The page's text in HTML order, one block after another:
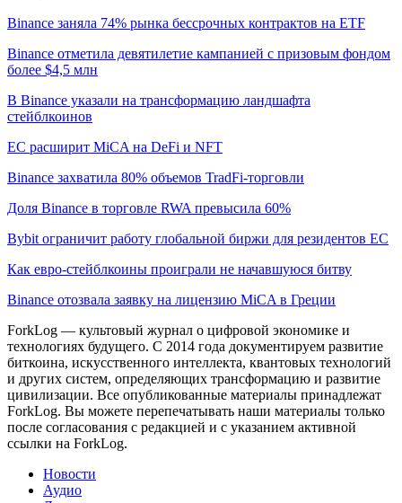
Binance заняла 74% рынка бессрочных контрактов на ETF
Binance отметила девятилетие кампанией с призовым фондом
более $4,5 млн
В Binance указали на трансформацию ландшафта
стейблкоинов
ЕС расширит MiCA на DeFi и NFT
Binance захватила 80% объемов TradFi-торговли
Доля Binance в торговле RWA превысила 60%
Bybit ограничит работу глобальной биржи для резидентов ЕС
Как евро-стейблкоины проиграли не начавшуюся битву
Binance отозвала заявку на лицензию MiCA в Греции
ForkLog — культовый журнал о цифровой экономике и
технологиях будущего. С 2014 года документируем развитие
биткоина, искусственного интеллекта, квантовых технологий
и других систем, определяющих трансформацию и развитие
цивилизации. Все опубликованные материалы принадлежат
ForkLog. Вы можете перепечатывать наши материалы только
после согласования с редакцией и с указанием активной
ссылки на ForkLog.
Новости
Аудио